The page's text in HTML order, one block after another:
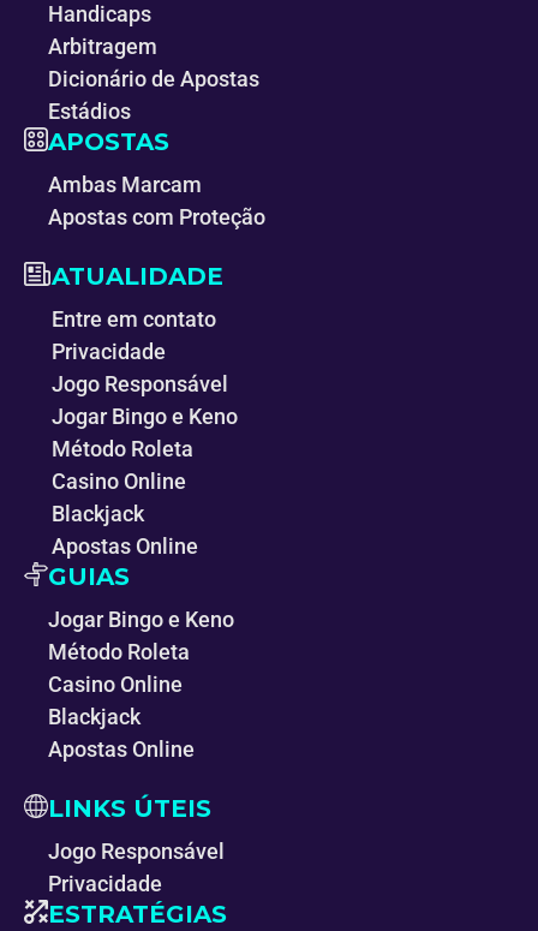
Handicaps
Arbitragem
Dicionário de Apostas
Estádios
APOSTAS
Ambas Marcam
Apostas com Proteção
ATUALIDADE
Entre em contato
Privacidade
Jogo Responsável
Jogar Bingo e Keno
Método Roleta
Casino Online
Blackjack
Apostas Online
GUIAS
Jogar Bingo e Keno
Método Roleta
Casino Online
Blackjack
Apostas Online
LINKS ÚTEIS
Jogo Responsável
Privacidade
ESTRATÉGIAS